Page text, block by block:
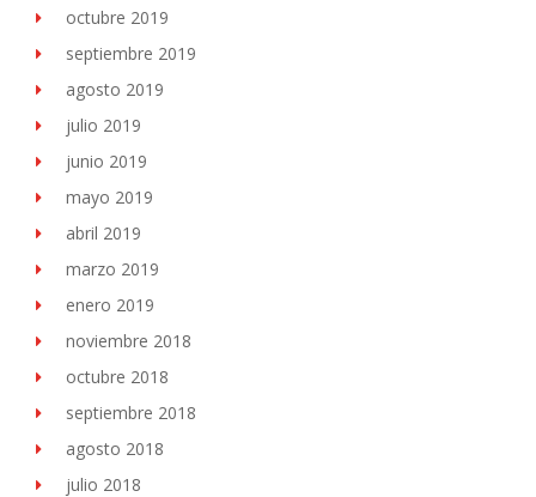
octubre 2019
septiembre 2019
agosto 2019
julio 2019
junio 2019
mayo 2019
abril 2019
marzo 2019
enero 2019
noviembre 2018
octubre 2018
septiembre 2018
agosto 2018
julio 2018